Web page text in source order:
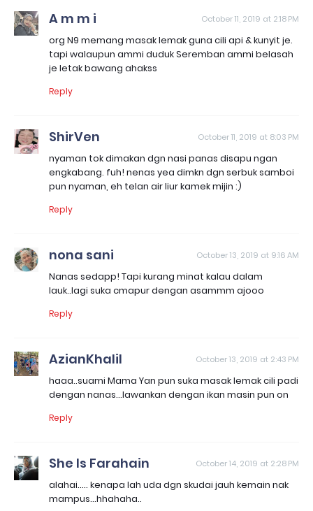
A m m i October 11, 2019 at 2:18 PM
org N9 memang masak lemak guna cili api & kunyit je.
tapi walaupun ammi duduk Seremban ammi belasah
je letak bawang ahakss
Reply
ShirVen October 11, 2019 at 8:03 PM
nyaman tok dimakan dgn nasi panas disapu ngan
engkabang. fuh! nenas yea dimkn dgn serbuk samboi
pun nyaman, eh telan air liur kamek mijin :)
Reply
nona sani October 13, 2019 at 9:16 AM
Nanas sedapp! Tapi kurang minat kalau dalam
lauk..lagi suka cmapur dengan asammm ajooo
Reply
AzianKhalil October 13, 2019 at 2:43 PM
haaa..suami Mama Yan pun suka masak lemak cili padi
dengan nanas...lawankan dengan ikan masin pun on
Reply
She Is Farahain October 14, 2019 at 2:28 PM
alahai..... kenapa lah uda dgn skudai jauh kemain nak
mampus...hhahaha..